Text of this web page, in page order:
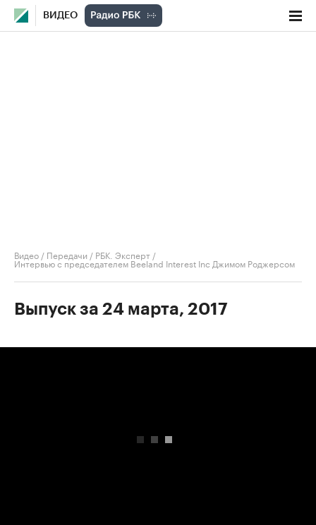
ВИДЕО
Видео / Передачи / РБК. Эксперт /
Интервью с председателем Beeland Interest Inc Джимом Роджерсом
Выпуск за 24 марта, 2017